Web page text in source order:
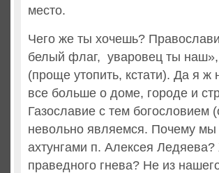
место.
Чего же ты хочешь?
белый флаг, уваровец ты
(проще утопить, кстати). Да я
все больше о доме, городе и
Газославие с тем богословием
невольно являемся. Почему
ахтунгами п. Алексея
праведного гнева? Не из